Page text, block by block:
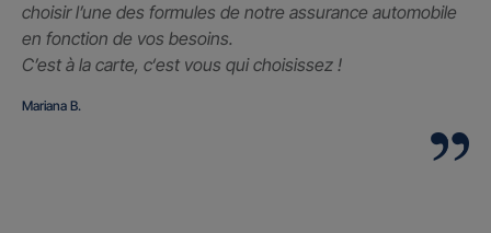
choisir l’une des formules de notre assurance automobile
en fonction de vos besoins.
C’est à la carte, c‘est vous qui choisissez !
Mariana B.